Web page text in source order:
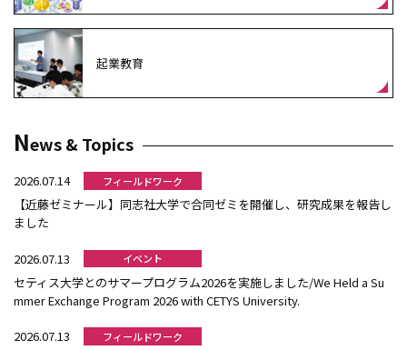
起業教育
News & Topics
2026.07.14 フィールドワーク
【近藤ゼミナール】同志社大学で合同ゼミを開催し、研究成果を報告し
ました
2026.07.13 イベント
セティス大学とのサマープログラム2026を実施しました/We Held a Su
mmer Exchange Program 2026 with CETYS University.
2026.07.13 フィールドワーク